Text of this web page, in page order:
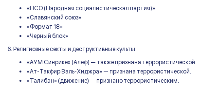
«НСО (Народная социалистическая партия)»
«Славянский союз»
«Формат 18»
«Черный блок»
6. Религиозные секты и деструктивные культы
«АУМ Синрике» (Алеф) — также признана террористической.
«Ат-Такфир Валь-Хиджра» — признана террористической.
«Талибан» (движение) — признано террористическим.